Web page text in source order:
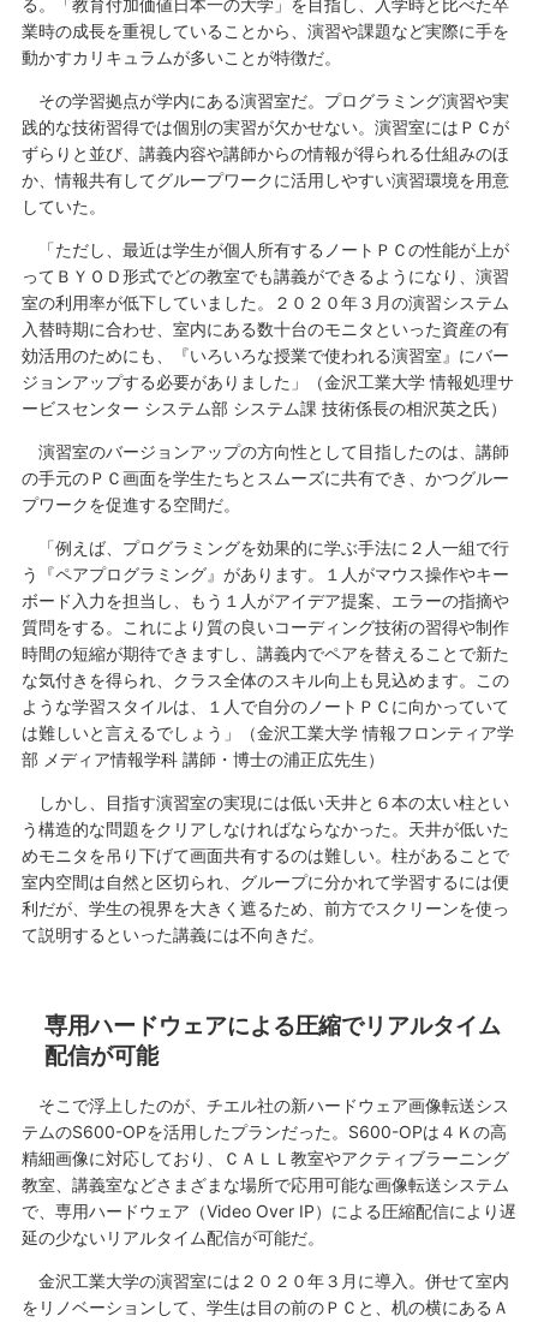
業時の成長を重視していることから、演習や課題など実際に手を
動かすカリキュラムが多いことが特徴だ。
その学習拠点が学内にある演習室だ。プログラミング演習や実
践的な技術習得では個別の実習が欠かせない。演習室にはＰＣが
ずらりと並び、講義内容や講師からの情報が得られる仕組みのほ
か、情報共有してグループワークに活用しやすい演習環境を用意
していた。
「ただし、最近は学生が個人所有するノートＰＣの性能が上が
ってＢＹＯＤ形式でどの教室でも講義ができるようになり、演習
室の利用率が低下していました。２０２０年３月の演習システム
入替時期に合わせ、室内にある数十台のモニタといった資産の有
効活用のためにも、『いろいろな授業で使われる演習室』にバー
ジョンアップする必要がありました」（金沢工業大学 情報処理サ
ービスセンター システム部 システム課 技術係長の相沢英之氏）
演習室のバージョンアップの方向性として目指したのは、講師
の手元のＰＣ画面を学生たちとスムーズに共有でき、かつグルー
プワークを促進する空間だ。
「例えば、プログラミングを効果的に学ぶ手法に２人一組で行
う『ペアプログラミング』があります。１人がマウス操作やキー
ボード入力を担当し、もう１人がアイデア提案、エラーの指摘や
質問をする。これにより質の良いコーディング技術の習得や制作
時間の短縮が期待できますし、講義内でペアを替えることで新た
な気付きを得られ、クラス全体のスキル向上も見込めます。この
ような学習スタイルは、１人で自分のノートＰＣに向かっていて
は難しいと言えるでしょう」（金沢工業大学 情報フロンティア学
部 メディア情報学科 講師・博士の浦正広先生）
しかし、目指す演習室の実現には低い天井と６本の太い柱とい
う構造的な問題をクリアしなければならなかった。天井が低いた
めモニタを吊り下げて画面共有するのは難しい。柱があることで
室内空間は自然と区切られ、グループに分かれて学習するには便
利だが、学生の視界を大きく遮るため、前方でスクリーンを使っ
て説明するといった講義には不向きだ。
専用ハードウェアによる圧縮でリアルタイム
配信が可能
そこで浮上したのが、チエル社の新ハードウェア画像転送シス
テムのS600-OPを活用したプランだった。S600-OPは４Ｋの高
精細画像に対応しており、ＣＡＬＬ教室やアクティブラーニング
教室、講義室などさまざまな場所で応用可能な画像転送システム
で、専用ハードウェア（Video Over IP）による圧縮配信により遅
延の少ないリアルタイム配信が可能だ。
金沢工業大学の演習室には２０２０年３月に導入。併せて室内
をリノベーションして、学生は目の前のＰＣと、机の横にあるＡ